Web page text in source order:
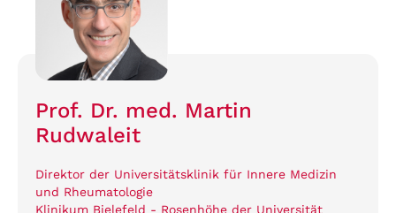
Prof. Dr. med. Martin
Rudwaleit
Direktor der Universitätsklinik für Innere Medizin
und Rheumatologie
Klinikum Bielefeld - Rosenhöhe der Universität